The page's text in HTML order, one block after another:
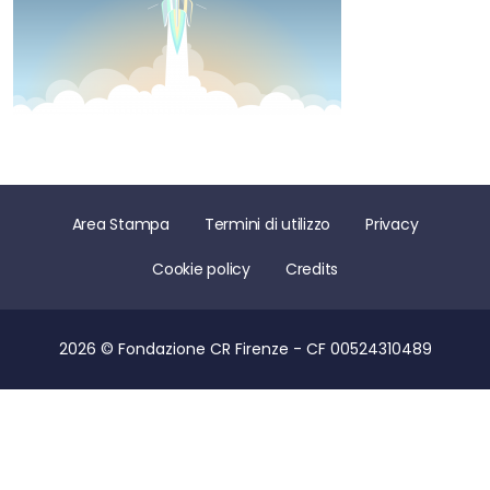
Area Stampa Termini di utilizzo Privacy
Cookie policy Credits
2026 © Fondazione CR Firenze - CF 00524310489